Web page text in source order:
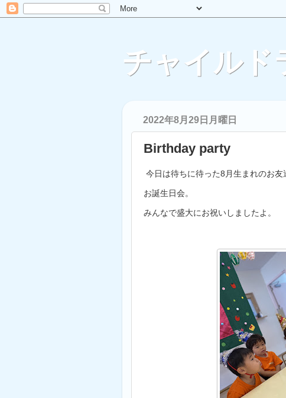
チャイルド
2022年8月29日月曜日
Birthday party
今日は待ちに待った8月生まれのお友
お誕生日会。
みんなで盛大にお祝いしましたよ。